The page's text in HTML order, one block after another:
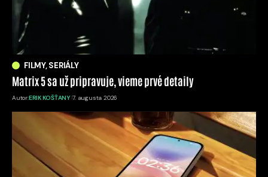
FILMY, SERIÁLY
Matrix 5 sa už pripravuje, vieme prvé detaily
Autor:ERIK KOŠŤANY 7. augusta 2026